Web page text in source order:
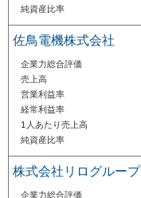
純資産比率
佐鳥電機株式会社
企業力総合評価
売上高
営業利益率
経常利益率
1人あたり売上高
純資産比率
株式会社リログループ
企業力総合評価